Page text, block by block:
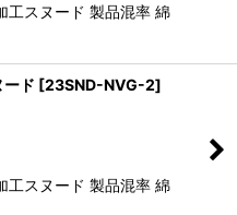
工スヌード 製品混率 綿
ド [23SND-NVG-2]
工スヌード 製品混率 綿